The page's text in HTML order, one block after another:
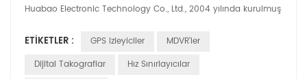
Huabao Electronic Technology Co., Ltd., 2004 yılında kurulmuş
Ge mühendisi olmak üzere 350'den fazla çalışandan oluşan
güçlü bir ekiple Huabao, otomotiv elektroniği endüstrisinde
ETIKETLER : GPS Izleyiciler
MDVR'ler
Dijital Takograflar
Hız Sınırlayıcılar